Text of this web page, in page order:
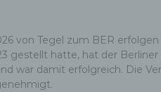
von Tegel zum BER
hatte, hat der
war damit erfolgreich. Die